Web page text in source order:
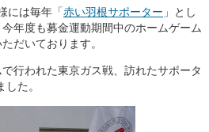
には毎年「赤い羽根サポーター 」とし
年度も募金運動期間中のホームゲーム
だいております。
行われた東京ガス戦、訪れたサポータ
た。